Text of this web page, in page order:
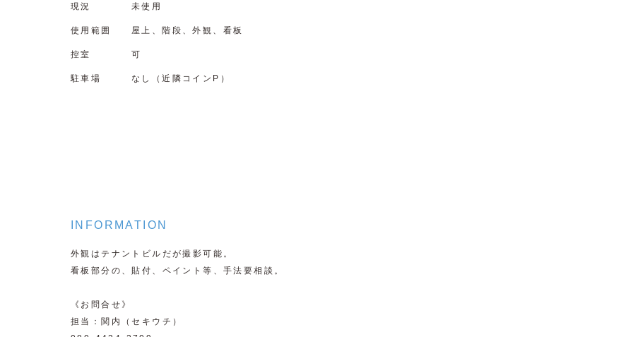
現況 未使用
使用範囲 屋上、階段、外観、看板
控室 可
駐車場 なし（近隣コインP）
INFORMATION
外観はテナントビルだが撮影可能。
看板部分の、貼付、ペイント等、手法要相談。
《お問合せ》
担当：関内（セキウチ）